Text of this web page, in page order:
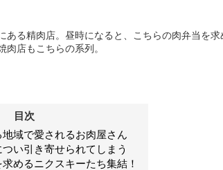
ある精肉店。昼時になると、こちらの肉弁当を
肉店もこちらの系列。
目次
域で愛されるお肉屋さん
い引き寄せられてしまう
めるニクスキーたち集結！